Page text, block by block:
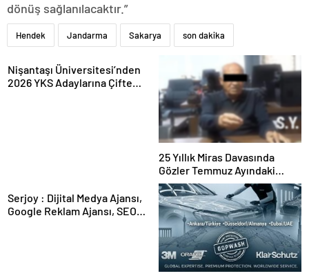
dönüş sağlanılacaktır.”
Hendek Jandarma Sakarya son dakika
Nişantaşı Üniversitesi’nden
2026 YKS Adaylarına Çifte
25 Yıllık Miras Davasında
Gözler Temmuz Ayındaki
Karar Duruşmasına Çevrildi
Serjoy : Dijital Medya Ajansı,
Google Reklam Ajansı, SEO